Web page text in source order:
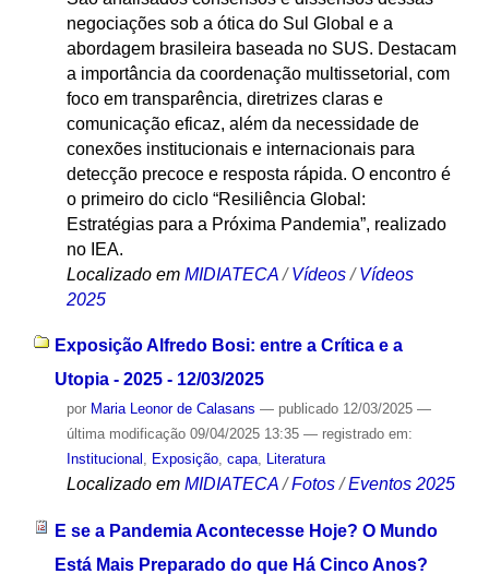
negociações sob a ótica do Sul Global e a
abordagem brasileira baseada no SUS. Destacam
a importância da coordenação multissetorial, com
foco em transparência, diretrizes claras e
comunicação eficaz, além da necessidade de
conexões institucionais e internacionais para
detecção precoce e resposta rápida. O encontro é
o primeiro do ciclo “Resiliência Global:
Estratégias para a Próxima Pandemia”, realizado
no IEA.
Localizado em MIDIATECA /Vídeos /Vídeos
2025
Exposição Alfredo Bosi: entre a Crítica e a
Utopia - 2025 - 12/03/2025
por Maria Leonor de Calasans — publicado12/03/2025 —
última modificação09/04/2025 13:35 — registrado em:
Institucional , Exposição, capa, Literatura
Localizado em MIDIATECA /Fotos /Eventos 2025
E se a Pandemia Acontecesse Hoje? O Mundo
Está Mais Preparado do que Há Cinco Anos?